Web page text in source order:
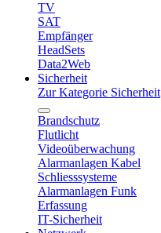
TV
SAT
Empfänger
HeadSets
Data2Web
Sicherheit
Zur Kategorie Sicherheit
Brandschutz
Flutlicht
Videoüberwachung
Alarmanlagen Kabel
Schliesssysteme
Alarmanlagen Funk
Erfassung
IT-Sicherheit